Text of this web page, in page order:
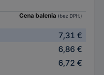
Cena balenia (bez DPH.)
7,31 €
6,86 €
6,72 €